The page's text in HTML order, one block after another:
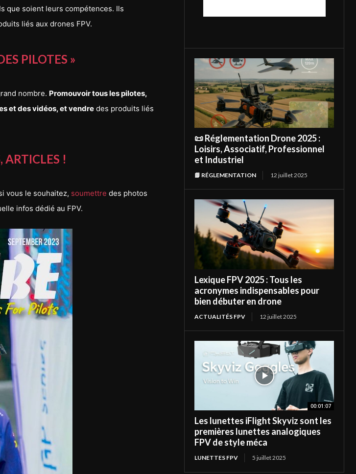
que soient leurs compétences. Ils
liés aux drones FPV.
PILOTES »
nombre. Promouvoir tous les pilotes,
et des vidéos, et vendre des produits liés
ARTICLES !
vous le souhaitez, soumettre des photos
infos dédié au FPV.
📜 Réglementation Drone 2025 :
Loisirs, Associatif, Professionnel
et Industriel
📘 RÉGLEMENTATION 12 juillet 2025
Lexique FPV 2025 : Tous les
acronymes indispensables pour
bien débuter en drone
ACTUALITÉS FPV 12 juillet 2025
00:01:07
Les lunettes iFlight Skyviz sont les
premières lunettes analogiques
FPV de style méca
LUNETTES FPV 5 juillet 2025